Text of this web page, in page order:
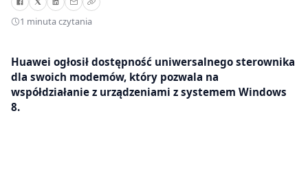
1 minuta czytania
Huawei ogłosił dostępność uniwersalnego sterownika
dla swoich modemów, który pozwala na
współdziałanie z urządzeniami z systemem Windows
8.